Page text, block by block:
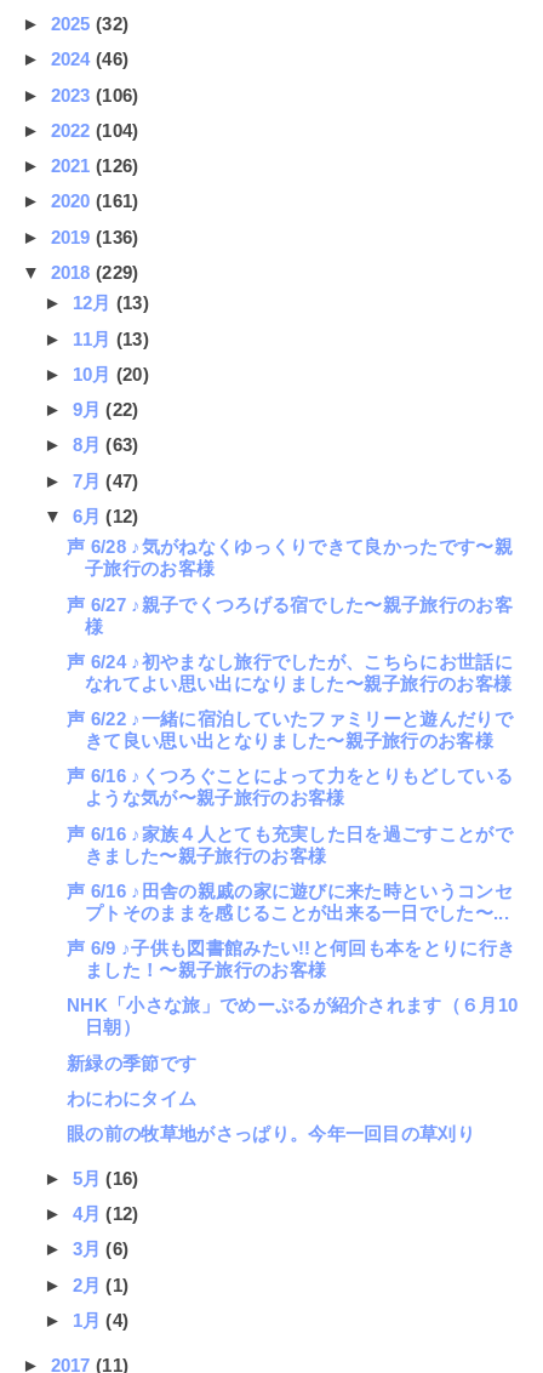
► 2025(32)
► 2024(46)
► 2023(106)
► 2022(104)
► 2021(126)
► 2020(161)
► 2019(136)
▼ 2018(229)
► 12月 (13)
► 11月 (13)
► 10月 (20)
► 9月(22)
► 8月(63)
► 7月(47)
▼ 6月(12)
声 6/28 ♪気がねなくゆっくりできて良かったです〜親
子旅行のお客様
声 6/27 ♪親子でくつろげる宿でした〜親子旅行のお客
様
声 6/24 ♪初やまなし旅行でしたが、こちらにお世話に
なれてよい思い出になりました〜親子旅行のお客様
声 6/22 ♪一緒に宿泊していたファミリーと遊んだりで
きて良い思い出となりました〜親子旅行のお客様
声 6/16 ♪くつろぐことによって力をとりもどしている
ような気が〜親子旅行のお客様
声 6/16 ♪家族４人とても充実した日を過ごすことがで
きました〜親子旅行のお客様
声 6/16 ♪田舎の親戚の家に遊びに来た時というコンセ
プトそのままを感じることが出来る一日でした〜...
声 6/9 ♪子供も図書館みたい!!と何回も本をとりに行き
ました！〜親子旅行のお客様
NHK「小さな旅」でめーぷるが紹介されます（６月10
日朝）
新緑の季節です
わにわにタイム
眼の前の牧草地がさっぱり。今年一回目の草刈り
► 5月(16)
► 4月(12)
► 3月(6)
► 2月(1)
► 1月(4)
► 2017(11)